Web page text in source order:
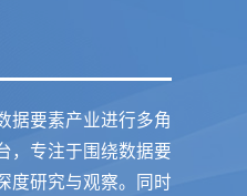
据要素产业进行多角
，专注于围绕数据要
度研究与观察。同时